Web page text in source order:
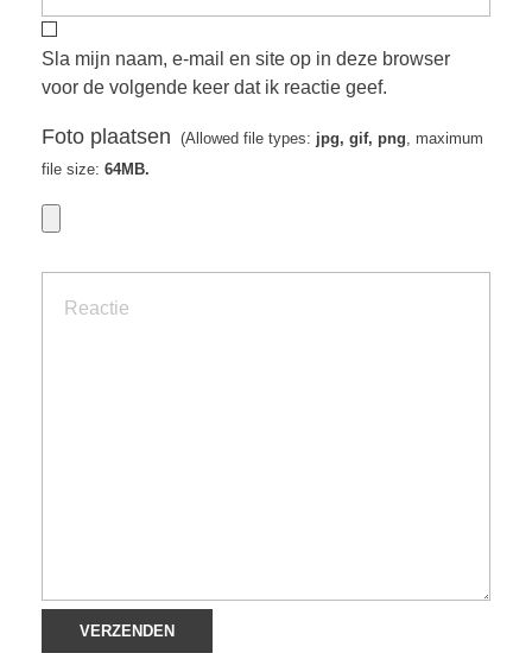
Sla mijn naam, e-mail en site op in deze browser
voor de volgende keer dat ik reactie geef.
Foto plaatsen (Allowed file types: jpg, gif, png, maximum
file size: 64MB.